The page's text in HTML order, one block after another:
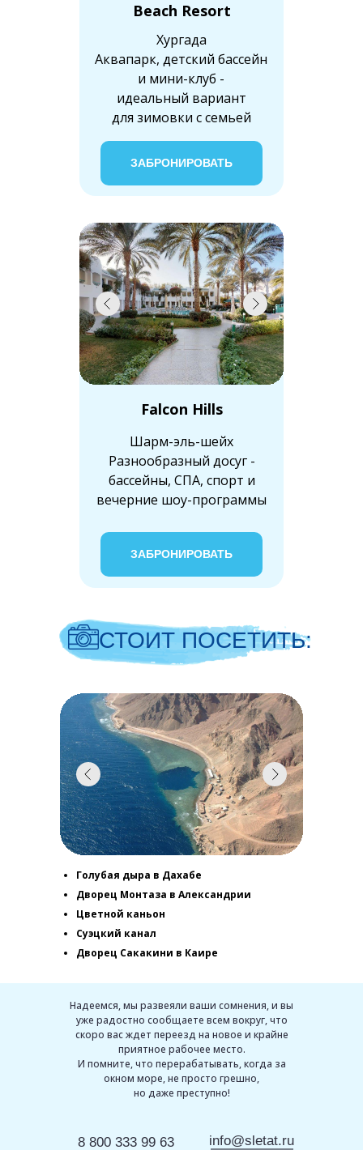
Beach Resort
ЗАБРОНИРОВАТЬ
Falcon Hills
Шарм-эль-шейх
Разнообразный досуг -
бассейны, СПА, спорт и
вечерние шоу-программы
ЗАБРОНИРОВАТЬ
Хургада
Аквапарк, детский бассейн
и мини-клуб -
идеальный вариант
для зимовки с семьей
Голубая дыра в Дахабе
Дворец Монтаза в Александрии
Цветной каньон
Суэцкий канал
Дворец Сакакини в Каире
СТОИТ ПОСЕТИТЬ:
Надеемся, мы развеяли ваши сомнения, и вы
уже радостно сообщаете всем вокруг, что
скоро вас ждет переезд на новое и крайне
приятное рабочее место.
И помните, что перерабатывать, когда за
окном море, не просто грешно,
но даже преступно!
8 800 333 99 63 info@sletat.ru
8 (499) 703-33-90
8 (812) 309-26-66
Екатеринбург
Казань